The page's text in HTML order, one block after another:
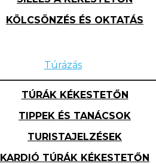
KÖLCSÖNZÉS ÉS OKTATÁS
Túrázás
TÚRÁK KÉKESTETŐN
TIPPEK ÉS TANÁCSOK
TURISTAJELZÉSEK
KARDIÓ TÚRÁK KÉKESTETŐN